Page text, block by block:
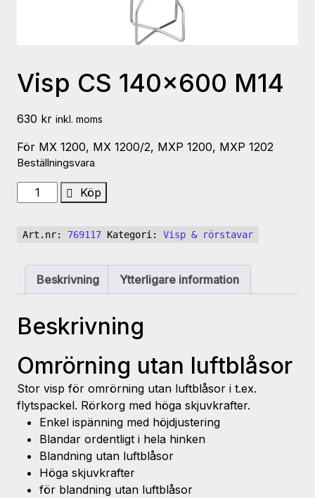
Visp CS 140×600 M14
630 kr inkl. moms
För MX 1200, MX 1200/2, MXP 1200, MXP 1202
Beställningsvara
Visp
CS
M14
Köp
Art.nr: 769117 Kategori: Visp & rörstavar
Beskrivning Ytterligare information
Beskrivning
Omrörning utan luftblåsor
Stor visp för omrörning utan luftblåsor i t.ex.
flytspackel. Rörkorg med höga skjuvkrafter.
Enkel ispänning med höjdjustering
Blandar ordentligt i hela hinken
Blandning utan luftblåsor
Höga skjuvkrafter
för blandning utan luftblåsor